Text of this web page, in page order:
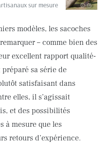
sur mesure
modèles, les sacoches
– comme bien des
excellent rapport qualité-
sa série de
satisfaisant dans
elles, il s’agissait
et des possibilités
à mesure que les
retours d’expérience.